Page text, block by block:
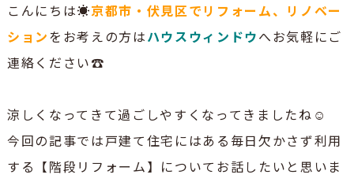
こんにちは☀京都市・伏見区でリフォーム、リノベー
ションをお考えの方はハウスウィンドウへお気軽にご
連絡ください☎
涼しくなってきて過ごしやすくなってきましたね☺
今回の記事では戸建て住宅にはある毎日欠かさず利用
する【階段リフォーム】についてお話したいと思いま